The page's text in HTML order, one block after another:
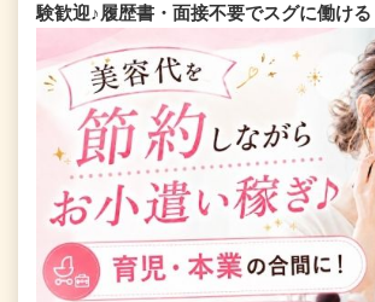
験歓迎♪履歴書・面接不要でスグに働け